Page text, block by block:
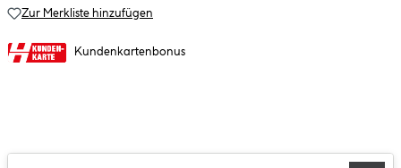
Zur Merkliste hinzufügen
Kundenkartenbonus